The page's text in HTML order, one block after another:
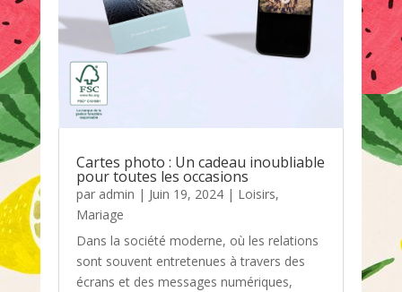
Cartes photo : Un cadeau inoubliable
pour toutes les occasions
par admin | Juin 19, 2024| Loisirs,
Mariage
Dans la société moderne, où les relations
sont souvent entretenues à travers des
écrans et des messages numériques,